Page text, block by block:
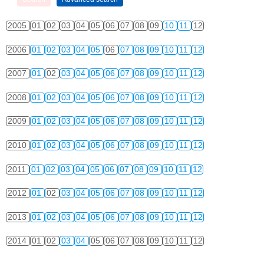
2005 01 02 03 04 05 06 07 08 09 10 11 12
2006 01 02 03 04 05 06 07 08 09 10 11 12
2007 01 02 03 04 05 06 07 08 09 10 11 12
2008 01 02 03 04 05 06 07 08 09 10 11 12
2009 01 02 03 04 05 06 07 08 09 10 11 12
2010 01 02 03 04 05 06 07 08 09 10 11 12
2011 01 02 03 04 05 06 07 08 09 10 11 12
2012 01 02 03 04 05 06 07 08 09 10 11 12
2013 01 02 03 04 05 06 07 08 09 10 11 12
2014 01 02 03 04 05 06 07 08 09 10 11 12